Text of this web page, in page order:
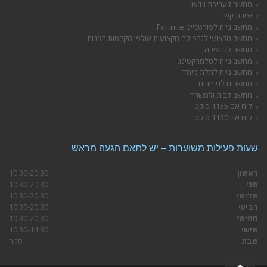
מחשב לעריכת וידאו
יצירת קשר
מחשב נייח לפורטנייט Fortnite
מחשב מקצועי לגרפיקה מקצועית אולפן הקלטות תכנות
מחשב לגרפיקה
מחשב נייח לטלמרקטינג
מחשב נייח לתלת מימד
מחשבים לגיימרים
מחשב לבית ולמשרד
לוח אם 1155 סוקט
לוח אם 1150 סוקט
שעות פעילות משוערות – יש לתאם הגעה מראש
ראשון
10:30-20:30
שני
10:30-20:30
שלישי
10:30-20:30
רביעי
10:30-20:30
חמישי
10:30-20:30
שישי
10:30-14:30
שבת
סגור